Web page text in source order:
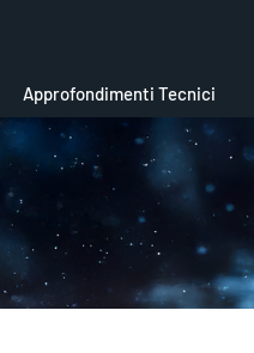
Approfondimenti Tecnici